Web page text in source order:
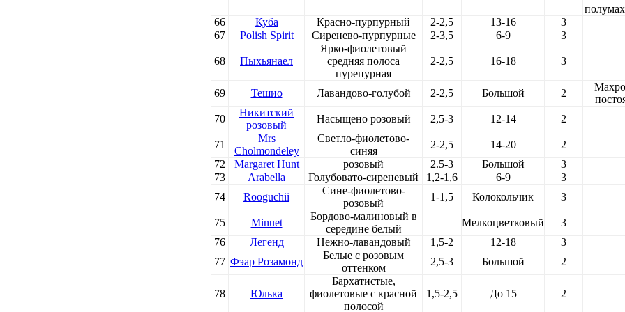
66
Куба Красно-пурпурный 2-2,5 13-16
3
67
Polish Spirit Сиренево-пурпурные 2-3,5 6-9 3
68 Пыхьянаел
Ярко-фиолетовый
средняя полоса
пурепурная
2-2,5 16-18 3
69 Тешио Лaвандово-голубой 2-2,5 Большой 2
70
Никитский
розовый
Насыщено розовый 2,5-3 12-14 2
71
Mrs
Cholmondeley
Cветло-фиолетово-
синяя
2-2,5 14-20
2
72
Margaret Hunt розовый 2.5-3 Большой
3
73
Arabella Голубовато-сиреневый 1,2-1,6 6-9
3
74
Rooguchii
Сине-фиолетово-
розовый
1-1,5 Колокольчик 3
75 Minuet
Бордово-малиновый в
середине белый
Мелкоцветковый
3
76
Легенд Нежно-лaвандовый 1,5-2 12-18
3
77 Фэар Розамонд
Белые с розовым
оттенком
2,5-3 Большой 2
78 Юлька
Бархатистые,
фиолетовые с красной
полосой
1,5-2,5 До 15 2